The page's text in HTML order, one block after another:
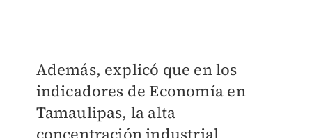
Además, explicó que en los
indicadores de Economía en
Tamaulipas, la alta
concentración industrial